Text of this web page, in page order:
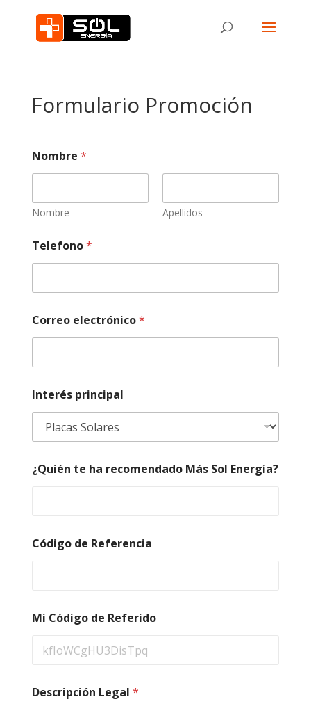
Formulario Promoción
Nombre *
Nombre Apellidos
Telefono*
e
s
r
p
c
i
n
o
e
p
c
Correo electrónico*
Interés principal
¿Quién te ha recomendado Más Sol Energía?
Código de Referencia
Mi Código de Referido
Descripción Legal *